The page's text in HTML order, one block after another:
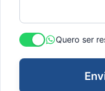
Quero ser